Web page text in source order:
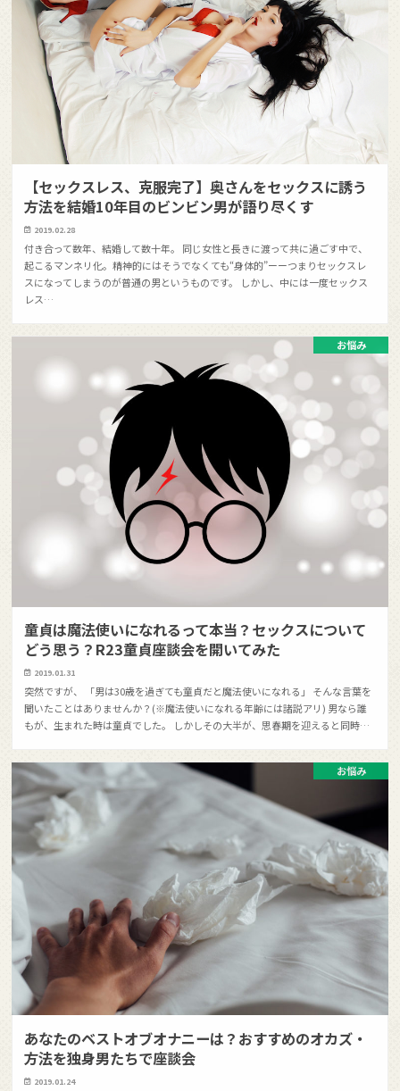
【セックスレス、克服完了】奥さんをセックスに誘う
方法を結婚10年目のビンビン男が語り尽くす
2019.02.28
付き合って数年、結婚して数十年。 同じ女性と長きに渡って共に過ごす中で、
起こるマンネリ化。精神的にはそうでなくても“身体的”ーーつまりセックスレ
スになってしまうのが普通の男というものです。 しかし、中には一度セックス
レス…
お悩み
童貞は魔法使いになれるって本当？セックスについて
どう思う？R23童貞座談会を開いてみた
2019.01.31
突然ですが、 「男は30歳を過ぎても童貞だと魔法使いになれる」 そんな言葉を
聞いたことはありませんか？(※魔法使いになれる年齢には諸説アリ) 男なら誰
もが、生まれた時は童貞でした。 しかしその大半が、思春期を迎えると同時…
お悩み
あなたのベストオブオナニーは？おすすめのオカズ・
方法を独身男たちで座談会
2019.01.24